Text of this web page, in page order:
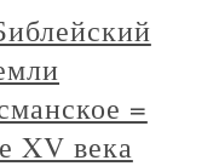
=
XV века